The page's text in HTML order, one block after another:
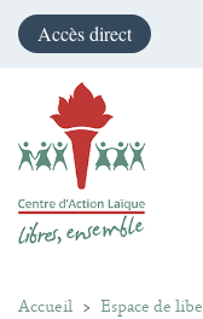
Accès direct
Accueil > Espace de